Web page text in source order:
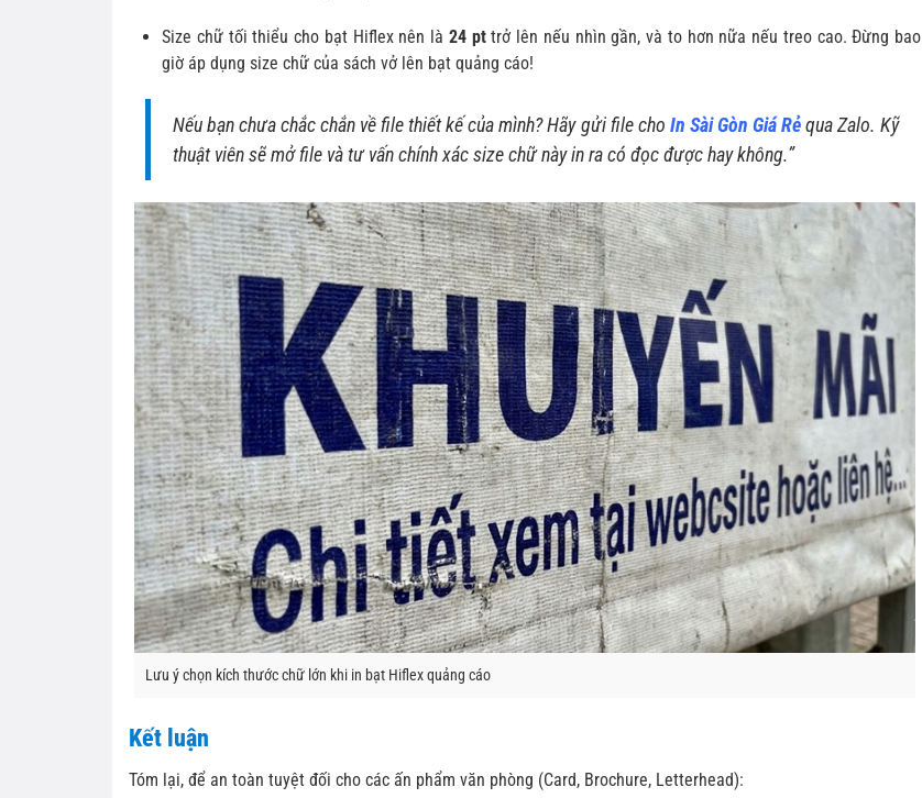
Size chữ tối thiểu cho bạt Hiflex nên là 24 pttrở lên nếu nhìn gần, và to hơn nữa nếu treo cao. Đừng bao
giờ áp dụng size chữ của sách vở lên bạt quảng cáo!
Nếu bạn chưa chắc chắn về file thiết kế của mình? Hãy gửi file cho In Sài Gòn Giá Rẻqua Zalo. Kỹ
thuật viên sẽ mở file và tư vấn chính xác size chữ này in ra có đọc được hay không.”
Lưu ý chọn kích thước chữ lớn khi in bạt Hiflex quảng cáo
Kết luận
Tóm lại, để an toàn tuyệt đối cho các ấn phẩm văn phòng (Card, Brochure, Letterhead):